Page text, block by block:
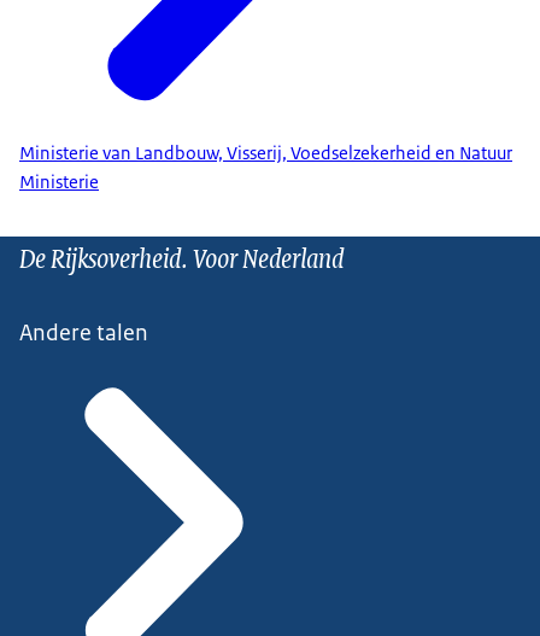
Ministerie van Landbouw, Visserij, Voedselzekerheid en Natuur
Ministerie
De Rijksoverheid. Voor Nederland
Andere talen